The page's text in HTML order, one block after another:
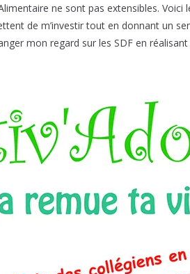
ne sont pas extensibles. Voici
de m’investir tout en donnant un
mon regard sur les SDF en